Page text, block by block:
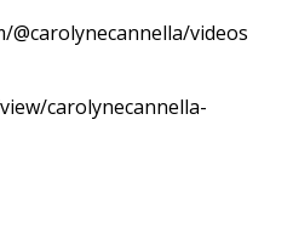
videos
carolynecannella-